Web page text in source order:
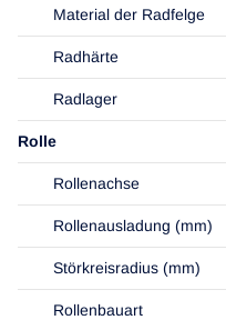
Material der Radfelge
Radhärte
Radlager
Rolle
Rollenachse
Rollenausladung (mm)
Störkreisradius (mm)
Rollenbauart